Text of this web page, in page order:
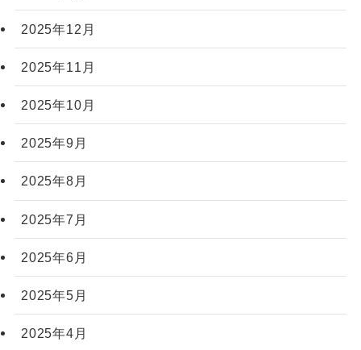
2025年12月
2025年11月
2025年10月
2025年9月
2025年8月
2025年7月
2025年6月
2025年5月
2025年4月